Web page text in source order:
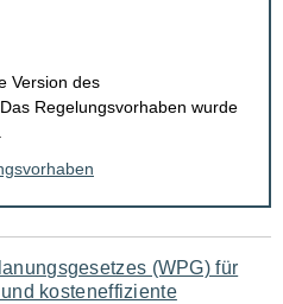
Version des
Regelungsvorhaben wurde
(WPG) für
kosteneffiziente